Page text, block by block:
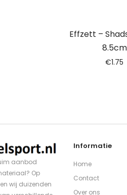
Effzett –
8.5cm
€1.75
aanbod
Op
wij duizenden
Informatie
Home
Contact
Over ons